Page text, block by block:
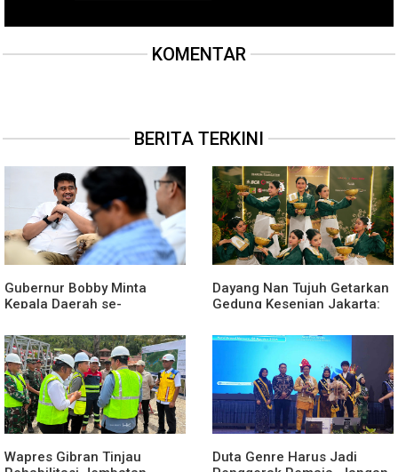
KOMENTAR
BERITA TERKINI
Gubernur Bobby Minta
Kepala Daerah se-
Usulan Bantuan Keuangan
Provinsi 2027
Dayang Nan Tujuh Getarkan
Gedung Kesenian Jakarta:
Nusantara
Wapres Gibran Tinjau
Duta Genre Harus Jadi